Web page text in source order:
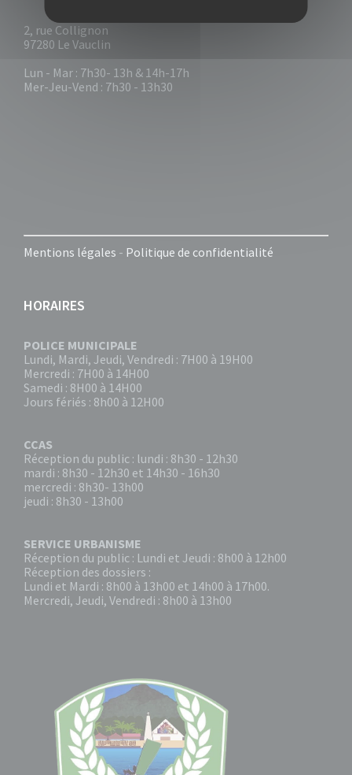
2, rue Collignon
97280 Le Vauclin
Lun - Mar : 7h30- 13h & 14h-17h
Mer-Jeu-Vend : 7h30 - 13h30
Mentions légales - Politique de confidentialité
HORAIRES
POLICE MUNICIPALE
Lundi, Mardi, Jeudi, Vendredi : 7H00 à 19H00
Mercredi : 7H00 à 14H00
Samedi : 8H00 à 14H00
Jours fériés : 8h00 à 12H00
CCAS
Réception du public : lundi : 8h30 - 12h30
mardi : 8h30 - 12h30 et 14h30 - 16h30
mercredi : 8h30- 13h00
jeudi : 8h30 - 13h00
SERVICE URBANISME
Réception du public : Lundi et Jeudi : 8h00 à 12h00
Réception des dossiers :
Lundi et Mardi : 8h00 à 13h00 et 14h00 à 17h00.
Mercredi, Jeudi, Vendredi : 8h00 à 13h00